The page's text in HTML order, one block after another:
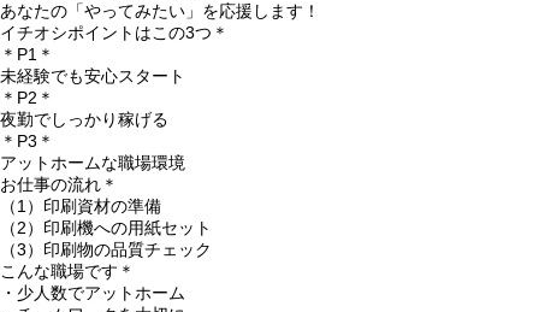
あなたの「やってみたい」を応援します！
イチオシポイントはこの3つ＊
＊P1＊
未経験でも安心スタート
＊P2＊
夜勤でしっかり稼げる
＊P3＊
アットホームな職場環境
お仕事の流れ＊
（1）印刷資材の準備
（2）印刷機への用紙セット
（3）印刷物の品質チェック
こんな職場です＊
・少人数でアットホーム